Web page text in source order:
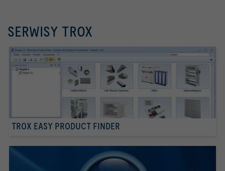
SERWISY TROX
TROX EASY PRODUCT FINDER